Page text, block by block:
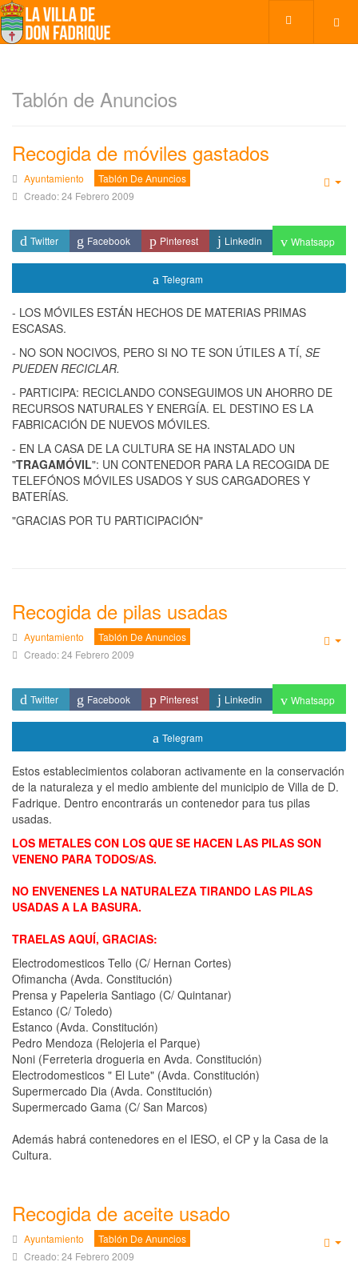
Tablón de Anuncios
Recogida de móviles gastados
Ayuntamiento
Tablón De Anuncios
Creado: 24 Febrero 2009
Twitter Facebook Pinterest Linkedin Whatsapp
Telegram
- LOS MÓVILES ESTÁN HECHOS DE MATERIAS PRIMAS
ESCASAS.
- NO SON NOCIVOS, PERO SI NO TE SON ÚTILES A TÍ, SE
PUEDEN RECICLAR.
- PARTICIPA: RECICLANDO CONSEGUIMOS UN AHORRO DE
RECURSOS NATURALES Y ENERGÍA. EL DESTINO ES LA
FABRICACIÓN DE NUEVOS MÓVILES.
- EN LA CASA DE LA CULTURA SE HA INSTALADO UN
"TRAGAMÓVIL": UN CONTENEDOR PARA LA RECOGIDA DE
TELEFÓNOS MÓVILES USADOS Y SUS CARGADORES Y
BATERÍAS.
"GRACIAS POR TU PARTICIPACIÓN"
Recogida de pilas usadas
Ayuntamiento
Tablón De Anuncios
Creado: 24 Febrero 2009
Twitter Facebook Pinterest Linkedin Whatsapp
Telegram
Estos establecimientos colaboran activamente en la conservación
de la naturaleza y el medio ambiente del municipio de Villa de D.
Fadrique. Dentro encontrarás un contenedor para tus pilas
usadas.
LOS METALES CON LOS QUE SE HACEN LAS PILAS SON
VENENO PARA TODOS/AS.
NO ENVENENES LA NATURALEZA TIRANDO LAS PILAS
USADAS A LA BASURA.
TRAELAS AQUÍ, GRACIAS:
Electrodomesticos Tello (C/ Hernan Cortes)
Ofimancha (Avda. Constitución)
Prensa y Papeleria Santiago (C/ Quintanar)
Estanco (C/ Toledo)
Estanco (Avda. Constitución)
Pedro Mendoza (Relojeria el Parque)
Noni (Ferreteria drogueria en Avda. Constitución)
Electrodomesticos " El Lute" (Avda. Constitución)
Supermercado Dia (Avda. Constitución)
Supermercado Gama (C/ San Marcos)
Además habrá contenedores en el IESO, el CP y la Casa de la
Cultura.
Recogida de aceite usado
Ayuntamiento
Tablón De Anuncios
Creado: 24 Febrero 2009